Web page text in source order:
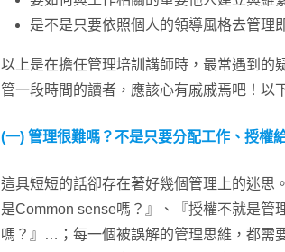
是不是只要依照個人的領導風格去管理
以上是在擔任管理培訓講師時，最常遇到的
管一段時間的讀者，應該心有戚戚焉吧！以
(一) 管理很難嗎？不是只要分配工作、授權
這具短短的話卻存在著好幾個管理上的迷思
是Common sense嗎？』、『授權不就是管
嗎？』…；每一個被誤解的管理思維，都需